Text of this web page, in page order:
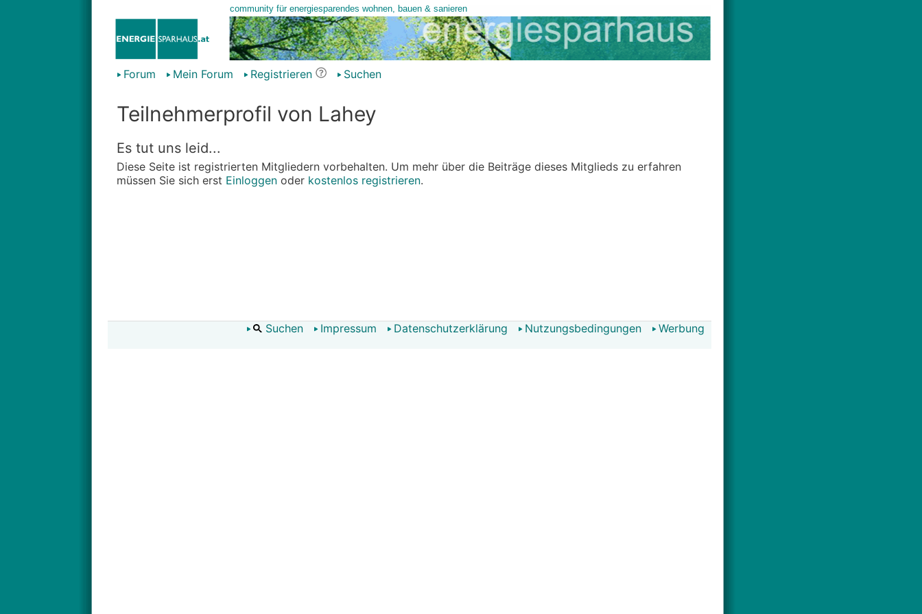
Forum Mein Forum Registrieren Suchen
Teilnehmerprofil von Lahey
Es tut uns leid...
Diese Seite ist registrierten Mitgliedern vorbehalten. Um mehr über die Beiträge dieses Mitglieds zu erfahren
müssen Sie sich erst Einloggenoder kostenlos registrieren.
Suchen Impressum Datenschutzerklärung Nutzungsbedingungen Werbung